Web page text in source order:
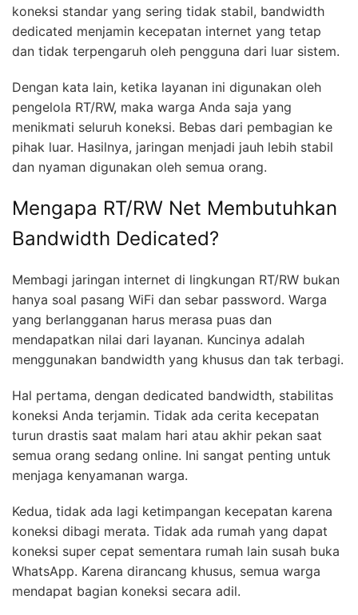
koneksi standar yang sering tidak stabil, bandwidth
dedicated menjamin kecepatan internet yang tetap
dan tidak terpengaruh oleh pengguna dari luar sistem.
Dengan kata lain, ketika layanan ini digunakan oleh
pengelola RT/RW, maka warga Anda saja yang
menikmati seluruh koneksi. Bebas dari pembagian ke
pihak luar. Hasilnya, jaringan menjadi jauh lebih stabil
dan nyaman digunakan oleh semua orang.
Mengapa RT/RW Net Membutuhkan
Bandwidth Dedicated?
Membagi jaringan internet di lingkungan RT/RW bukan
hanya soal pasang WiFi dan sebar password. Warga
yang berlangganan harus merasa puas dan
mendapatkan nilai dari layanan. Kuncinya adalah
menggunakan bandwidth yang khusus dan tak terbagi.
Hal pertama, dengan dedicated bandwidth, stabilitas
koneksi Anda terjamin. Tidak ada cerita kecepatan
turun drastis saat malam hari atau akhir pekan saat
semua orang sedang online. Ini sangat penting untuk
menjaga kenyamanan warga.
Kedua, tidak ada lagi ketimpangan kecepatan karena
koneksi dibagi merata. Tidak ada rumah yang dapat
koneksi super cepat sementara rumah lain susah buka
WhatsApp. Karena dirancang khusus, semua warga
mendapat bagian koneksi secara adil.